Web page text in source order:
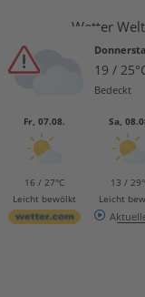
Wetter
19 /
Bedeckt
Fr, 07.08.
16 / 27°C
Leicht bewölkt
Sa,
13 /
Leicht